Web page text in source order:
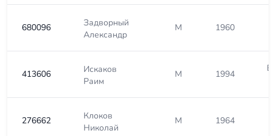
680096
Задворный
Александр
М 1960
413606
Искаков
Раим
М 1994
276662
Клоков
Николай
М 1964